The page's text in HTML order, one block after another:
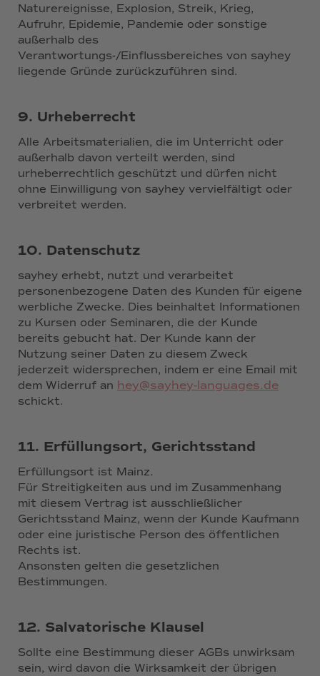
Naturereignisse, Explosion, Streik, Krieg,
Aufruhr, Epidemie, Pandemie oder sonstige
außerhalb des
Verantwortungs-/Einflussbereiches von sayhey
liegende Gründe zurückzuführen sind.
9. Urheberrecht
Alle Arbeitsmaterialien, die im Unterricht oder
außerhalb davon verteilt werden, sind
urheberrechtlich geschützt und dürfen nicht
ohne Einwilligung von sayhey vervielfältigt oder
verbreitet werden.
10. Datenschutz
sayhey erhebt, nutzt und verarbeitet
personenbezogene Daten des Kunden für eigene
werbliche Zwecke. Dies beinhaltet Informationen
zu Kursen oder Seminaren, die der Kunde
bereits gebucht hat. Der Kunde kann der
Nutzung seiner Daten zu diesem Zweck
jederzeit widersprechen, indem er eine Email mit
dem Widerruf an hey@sayhey-languages.de
schickt.
11. Erfüllungsort, Gerichtsstand
Erfüllungsort ist Mainz.
Für Streitigkeiten aus und im Zusammenhang
mit diesem Vertrag ist ausschließlicher
Gerichtsstand Mainz, wenn der Kunde Kaufmann
oder eine juristische Person des öffentlichen
Rechts ist.
Ansonsten gelten die gesetzlichen
Bestimmungen.
12. Salvatorische Klausel
Sollte eine Bestimmung dieser AGBs unwirksam
sein, wird davon die Wirksamkeit der übrigen